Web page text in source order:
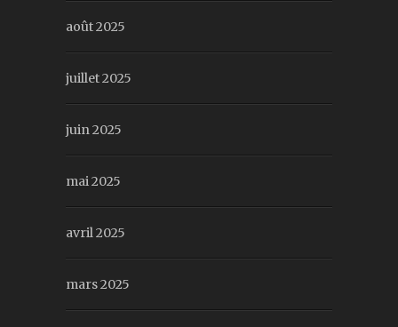
août 2025
juillet 2025
juin 2025
mai 2025
avril 2025
mars 2025